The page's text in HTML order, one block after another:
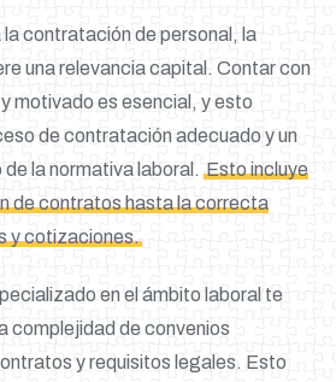
contratación de personal, la
una relevancia capital. Contar con
motivado es esencial, y esto
de contratación adecuado y un
la normativa laboral. Esto incluye
de contratos hasta la correcta
y cotizaciones.
en el ámbito laboral te
complejidad de convenios
y requisitos legales. Esto